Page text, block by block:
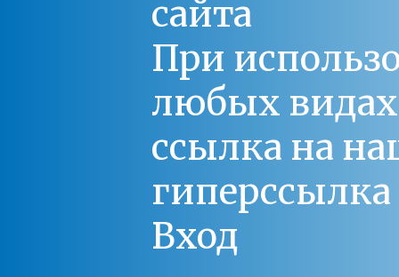
сайта
При
любых
ссылка на
Вход